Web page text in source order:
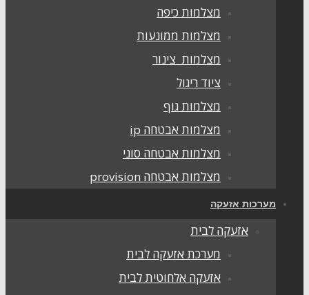
מצלמות כיפה
מצלמות ממונעות
מצלמות צינור
ציוד ריגול
מצלמות גוף
מצלמות אבטחה ip
מצלמות אבטחה סוני
מצלמות אבטחה provision
אזעקה
אזעקה לבית
מערכת אזעקה לבית
אזעקה אלחוטית לבית